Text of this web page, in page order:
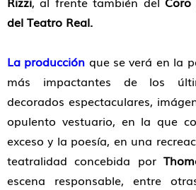
del Teatro Real.
La producción que se verá en la
más impactantes de los
decorados espectaculares,
opulento vestuario, en la que
exceso y la poesía, en una
teatralidad concebida por
escena responsable, entre